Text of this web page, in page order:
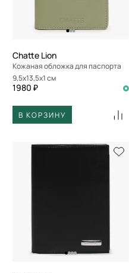
Chatte Lion
Кожаная обложка для паспорта
9,5x13,5x1 см
1980 ₽
В КОРЗИНУ